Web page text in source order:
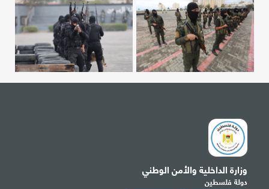
وزارة الداخلية والأمن الوطني
دولة فلسطين